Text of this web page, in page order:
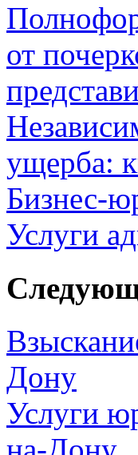
от
ущерба:
Бизнес-
Услуги
Дону
Услуги